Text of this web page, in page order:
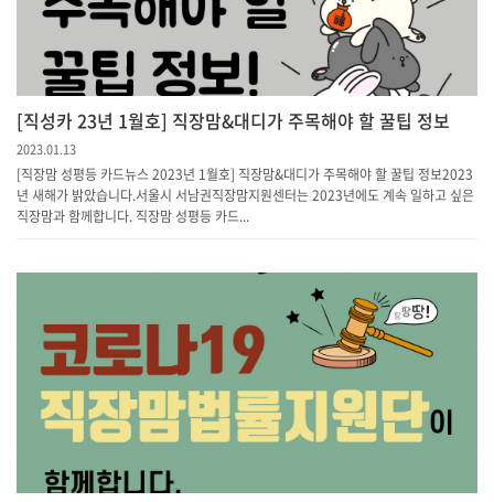
[직성카 23년 1월호] 직장맘&대디가 주목해야 할 꿀팁 정보
2023.01.13
[직장맘 성평등 카드뉴스 2023년 1월호] 직장맘&대디가 주목해야 할 꿀팁 정보2023
년 새해가 밝았습니다.서울시 서남권직장맘지원센터는 2023년에도 계속 일하고 싶은
직장맘과 함께합니다. 직장맘 성평등 카드...